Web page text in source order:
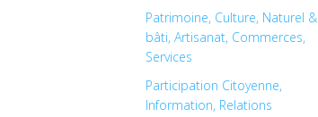
Patrimoine, Culture, Naturel &
bâti, Artisanat, Commerces,
Services
Participation Citoyenne,
Information, Relations